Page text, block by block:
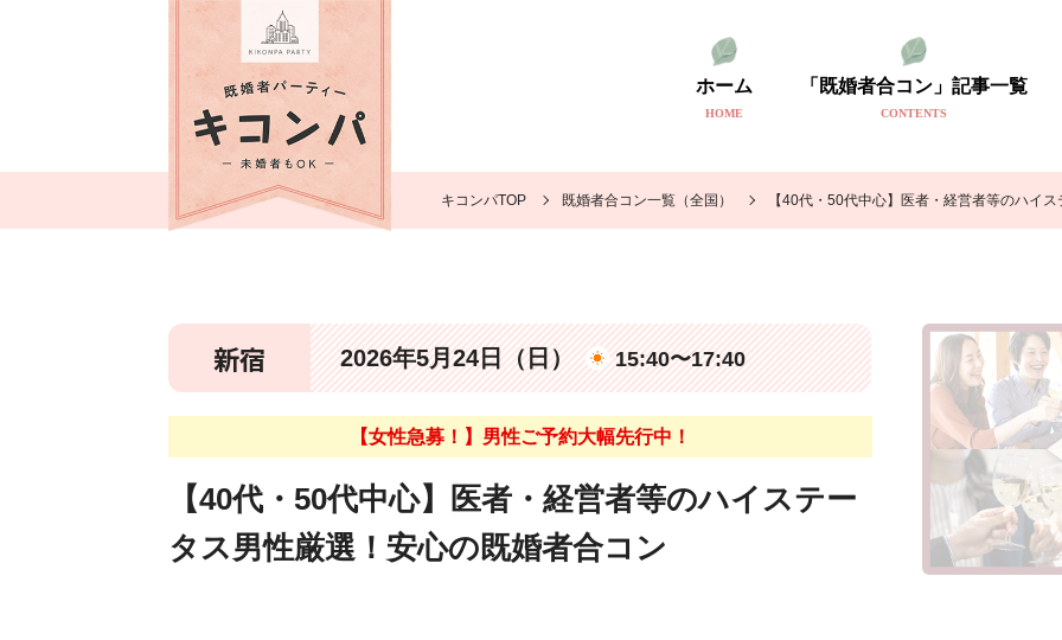
ホーム
HOME
「既婚者合コン」記事一覧
CONTENTS
キコンパTOP 既婚者合コン一覧（全国） 【40代・50代中心】医者・経営者等のハイ
新宿 2026年5月24日（日） 15:40〜17:40
【女性急募！】男性ご予約大幅先行中！
【40代・50代中心】医者・経営者等のハイステー
タス男性厳選！安心の既婚者合コン